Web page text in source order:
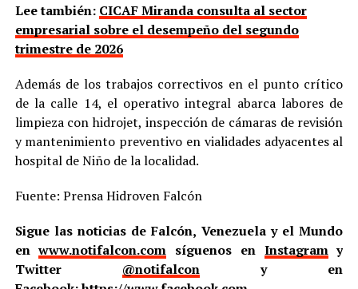
Lee también: CICAF Miranda consulta al sector
empresarial sobre el desempeño del segundo
trimestre de 2026
Además de los trabajos correctivos en el punto crítico
de la calle 14, el operativo integral abarca labores de
limpieza con hidrojet, inspección de cámaras de revisión
y mantenimiento preventivo en vialidades adyacentes al
hospital de Niño de la localidad.
Fuente: Prensa Hidroven Falcón
Sigue las noticias de Falcón, Venezuela y el Mundo
enwww.notifalcon.com síguenos en Instagramy
Twitter @notifalcony en